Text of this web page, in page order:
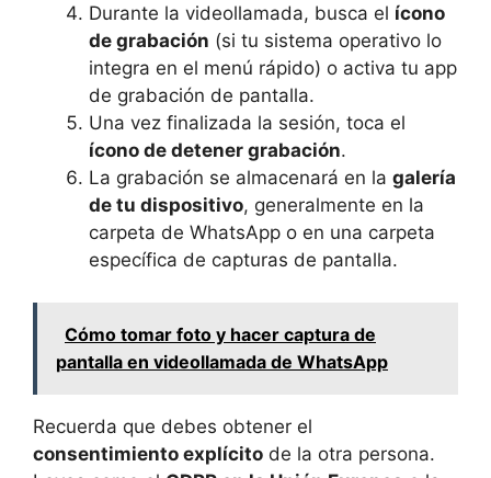
Durante la videollamada, busca el ícono
de grabación (si tu sistema operativo lo
integra en el menú rápido) o activa tu app
de grabación de pantalla.
Una vez finalizada la sesión, toca el
ícono de detener grabación.
La grabación se almacenará en la galería
de tu dispositivo, generalmente en la
carpeta de WhatsApp o en una carpeta
específica de capturas de pantalla.
Cómo tomar foto y hacer captura de
pantalla en videollamada de WhatsApp
Recuerda que debes obtener el
consentimiento explícito de la otra persona.